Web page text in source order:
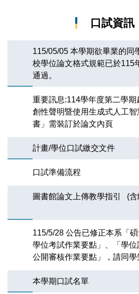
口試資訊
115/05/05 本學期欲畢業的同
校學位論文格式規範已於115
通過。
重要訊息:114學年度第二學期
創性聲明暨使用生成式人工智
書」需裝訂於論文內頁
計畫/學位口試繳交文件
口試準備流程
圖書館論文上傳教學指引 (
115/5/28 公告已修正本系「
學位考試作業要點」、「學
公開審核作業要點」，請同學
本學期口試名單